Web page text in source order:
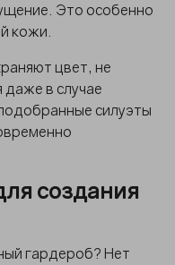
Это особенно
кожи.
цвет, не
в случае
силуэты
создания
гардероб? Нет